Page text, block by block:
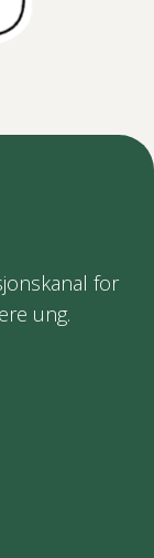
for
ung.